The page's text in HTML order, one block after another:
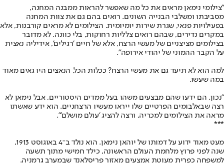
"צילומי נימאן מראים את כל מה שאפשר להראות ממבנה המחנה,
מסביבתו ומשלבי הבנייה השונים. רואים בהם גם את צוות המחנה
בפעילויות פנאי, שגרת שירות יומיומית. הצילומים לא מראים קורבנות, אלא
במקרים נדירים, שבהם רואים צלליות רחוקות, בלי כוונה. לא מדובר
בצילומים מציצניים של מעשי הרצח, אלא של חיים 'רגילים', אידיליה נאצית
על הקבר ההמוני של יהודי אירופה".
למה הוא לא תיעד גם את מעשי הרצח? ככלות הכל, הנאצים היו גאים מאוד
במה שעשו.
"נכון. הם ידעו שהם מבצעים משהו בעל ממדים היסטוריים, אבל נימאן לא
רצה שבאלבומים הפרטיים שלו ייראו מעשיו הרצחניים. הוא ידע שאשתו
מראה את הצילומים למכריה, ורצה להציג 'עולם מושלם'".
***
מעט מאוד ידוע על דמותו של יוהאן נימאן. הוא נולד ב־4 באוגוסט 1913,
שנה לפני פרוץ מלחמת העולם הראשונה, כילד חמישי מתוך תשעה
למשפחה כפרית מעוטת אמצעים מאזור פריסלאנד שבמערב גרמניה.